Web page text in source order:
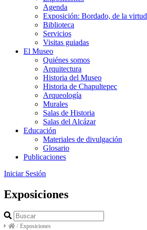
Agenda
Exposición: Bordado, de la virtud
Biblioteca
Servicios
Visitas guiadas
El Museo
Quiénes somos
Arquitectura
Historia del Museo
Historia de Chapultepec
Arqueología
Murales
Salas de Historia
Salas del Alcázar
Educación
Materiales de divulgación
Glosario
Publicaciones
Iniciar Sesión
Exposiciones
/ Exposiciones